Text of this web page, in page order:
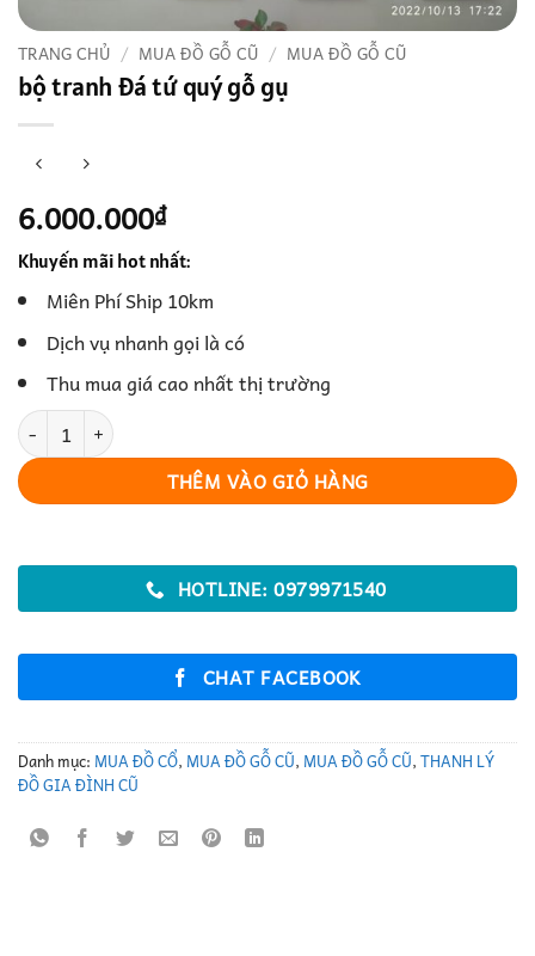
TRANG CHỦ / MUA ĐỒ GỖ CŨ / MUA ĐỒ GỖ CŨ
bộ tranh đá tứ quý gỗ gụ
6.000.000₫
Khuyến mãi hot nhất:
Miên Phí Ship 10km
Dịch vụ nhanh gọi là có
Thu mua giá cao nhất thị trường
bộ tranh đá tứ quý gỗ gụ số lượng
THÊM VÀO GIỎ HÀNG
HOTLINE: 0979971540
CHAT FACEBOOK
Danh mục: MUA ĐỒ CỔ, MUA ĐỒ GỖ CŨ, MUA ĐỒ GỖ CŨ,THANH LÝ
ĐỒ GIA ĐÌNH CŨ